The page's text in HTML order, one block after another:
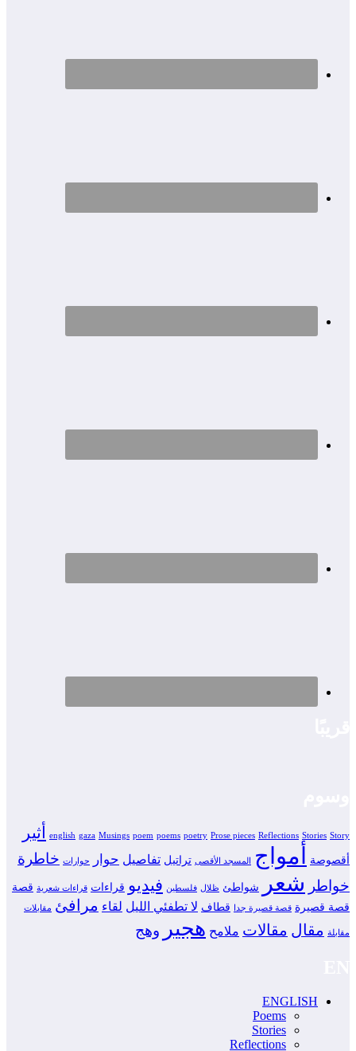
english gaza Musings poem poems poetry Prose pieces Reflections Stories Story أثير
أقصوصة أمواج المسجد الأقصى تراتيل تفاصيل حوار حوارات خاطرة
خواطر شعر شواطئ ظلال فلسطين فيديو قراءات قراءات شعرية قصة
قصة قصيرة قصة قصيرة جدا قطاف لا تطفئي الليل لقاء مرافئ مقابلات
مقابلة مقال مقالات ملامح هجير وهج
ENGLISH
Poems
Stories
Reflections